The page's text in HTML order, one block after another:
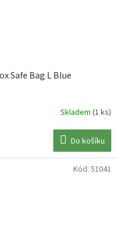
Safe Bag L Blue
Skladem (1 ks)
Do košíku
Kód: 51041